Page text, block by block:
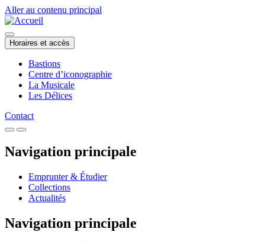
Aller au contenu principal
Horaires et accès
Bastions
Centre d’iconographie
La Musicale
Les Délices
Contact
Navigation principale
Emprunter & Étudier
Collections
Actualités
Navigation principale